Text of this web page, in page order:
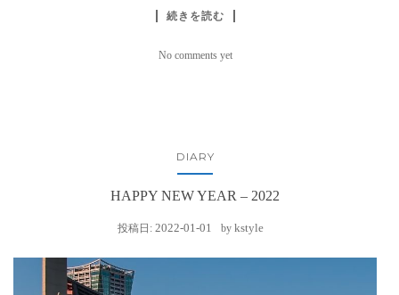
続きを読む
No comments yet
DIARY
HAPPY NEW YEAR – 2022
投稿日: 2022-01-01 by kstyle